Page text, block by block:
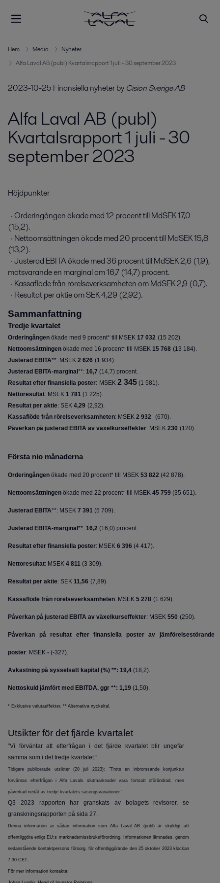
Hem Media
Nyheter
Alfa Laval AB (publ) Kvartalsrapport 1 juli - 30 september 2023
2023-10-25 Finansiella nyheterby Cision Sverige AB
Alfa Laval AB (publ)
Kvartalsrapport 1 juli - 30
september 2023
Höjdpunkter
(15,2).
(13,2).
motsvarande en marginal om 16,7 (14,7) procent.
  · Resultat per aktie om SEK 4,29 (2,92).
Sammanfattning
Tredje kvartalet
Orderingången ökade med 9 procent* till MSEK 17 032 (15 202).
Nettoomsättningen ökade med 16 procent* till MSEK 15 768 (13 184).
Justerad EBITA**: MSEK 2 626 (1 934).
Justerad EBITA-marginal **: 16,7 (14,7) procent.
Resultat efter finansiella poster: MSEK 2 345 (1 581).
Nettoresultat: MSEK 1 781 (1 225).
Resultat per aktie: SEK 4,29 (2,92).
Kassaflöde från rörelseverksamheten: MSEK 2 932 (670).
Påverkan på justerad EBITA av växelkurseffekter: MSEK 230 (120).
Första nio månaderna
Orderingången ökade med 20 procent* till MSEK 53 822 (42 878).
Nettoomsättningen ökade med 22 procent* till MSEK 45 759 (35 651 ).
Justerad EBITA**: MSEK 7 391 (5 709).
Justerad EBITA-marginal**: 16,2 (16,0) procent.
Resultat efter finansiella poster: MSEK 6 396 (4 417).
Nettoresultat: MSEK 4 811 (3 309)
Resultat per aktie: SEK 11,56 (7,89)
Kassaflöde från rörelseverksamheten: MSEK 5 278 (1 629).
Påverkan på justerad EBITA av växelkurseffekter: MSEK 550 (250).
Påverkan på resultat efter finansiella poster av jämförelsestörande
poster: MSEK - (-327).
Avkastning på sysselsatt kapital (%) **: 19,4 (18,2).
Nettoskuld jämfört med EBITDA, ggr **: 1,19 (1,50).
* Exklusive valutaeffekter. ** Alternativa nyckeltal.
Utsikter för det fjärde kvartalet
”Vi förväntar att efterfrågan i det fjärde kvartalet blir ungefär
samma som i det tredje kvartalet.”
Tidigare publicerade utsikter (20 juli 2023): ”Trots en inbromsande konjunktur
förväntas efterfrågan i Alfa Lavals slutmarknader vara fortsatt oförändrad, men
påverkad nedåt av tredje kvartalets säsongsvariationer.”
Q3 2023 rapporten har granskats av bolagets revisorer, se
granskningsrapporten på sida 27.
Denna information är sådan information som Alfa Laval AB (publ) är skyldigt att
offentliggöra enligt EU:s marknadsmissbruksförordning. Informationen lämnades, genom
nedanstående kontaktpersons försorg, för offentliggörande den 25 oktober 2023 klockan
7.30 CET.
För mer information kontakta: